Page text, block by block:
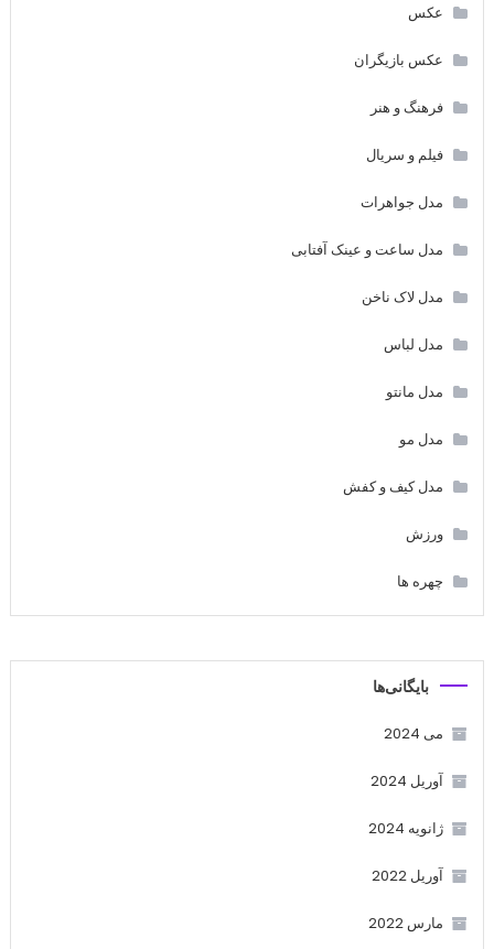
عکس
عکس بازیگران
فرهنگ و هنر
فیلم و سریال
مدل جواهرات
مدل ساعت و عینک آفتابی
مدل لاک ناخن
مدل لباس
مدل مانتو
مدل مو
مدل کیف و کفش
ورزش
چهره ها
بایگانی‌ها
می 2024
آوریل 2024
ژانویه 2024
آوریل 2022
مارس 2022